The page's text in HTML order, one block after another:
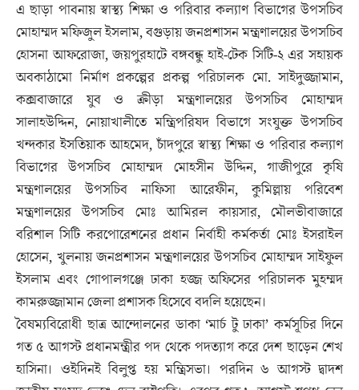
এ ছাড়া পাবনায় স্বাস্থ্য শিক্ষা ও পরিবার কল্যাণ বিভাগের উপসচিব
মোহাম্মদ মফিজুল ইসলাম, বগুড়ায় জনপ্রশাসন মন্ত্রণালয়ের উপসচিব
হোসনা আফরোজা, জয়পুরহাটে বঙ্গবন্ধু হাই-টেক সিটি-২ এর সহায়ক
অবকাঠামো নির্মাণ প্রকল্পের প্রকল্প পরিচালক মো. সাইদুজ্জামান,
কক্সবাজারে যুব ও ক্রীড়া মন্ত্রণালয়ের উপসচিব মোহাম্মদ
সালাহউদ্দিন, নোয়াখালীতে মন্ত্রিপরিষদ বিভাগে সংযুক্ত উপসচিব
খন্দকার ইসতিয়াক আহমেদ, চাঁদপুরে স্বাস্থ্য শিক্ষা ও পরিবার কল্যাণ
বিভাগের উপসচিব মোহাম্মদ মোহসীন উদ্দিন, গাজীপুরে কৃষি
মন্ত্রণালয়ের উপসচিব নাফিসা আরেফীন, কুমিল্লায় পরিবেশ
মন্ত্রণালয়ের উপসচিব মোঃ আমিরল কায়সার, মৌলভীবাজারে
বরিশাল সিটি করপোরেশনের প্রধান নির্বাহী কর্মকর্তা মোঃ ইসরাইল
হোসেন, খুলনায় জনপ্রশাসন মন্ত্রণালয়ের উপসচিব মোহাম্মদ সাইফুল
ইসলাম এবং গোপালগঞ্জে ঢাকা হজ্জ অফিসের পরিচালক মুহম্মদ
কামরুজ্জামান জেলা প্রশাসক হিসেবে বদলি হয়েছেন।
বৈষম্যবিরোধী ছাত্র আন্দোলনের ডাকা ‘মার্চ টু ঢাকা’ কর্মসূচির দিনে
গত ৫ আগস্ট প্রধানমন্ত্রীর পদ থেকে পদত্যাগ করে দেশ ছাড়েন শেখ
হাসিনা। ওইদিনই বিলুপ্ত হয় মন্ত্রিসভা। পরদিন ৬ আগস্ট দ্বাদশ